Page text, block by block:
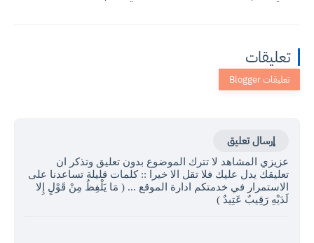
تعليقات
إرسال تعليق
عزيزي المشاهد لا تترك الموضوع بدون تعليق وتذكر ان
تعليقك يدل عليك فلا تقل الا خيرا :: كلمات قليلة تساعدنا على
الاستمرار في خدمتكم ادارة الموقع ... ( مَا يَلْفِظُ مِنْ قَوْلٍ إِلا
لَدَيْهِ رَقِيبٌ عَتِيدٌ )